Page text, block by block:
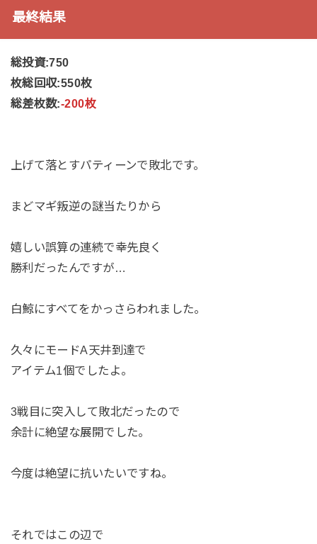
最終結果
総投資:750
枚総回収:550枚
総差枚数:-200枚
上げて落とすパティーンで敗北です。
まどマギ叛逆の謎当たりから
嬉しい誤算の連続で幸先良く
勝利だったんですが…
白鯨にすべてをかっさらわれました。
久々にモードA天井到達で
アイテム1個でしたよ。
3戦目に突入して敗北だったので
余計に絶望な展開でした。
今度は絶望に抗いたいですね。
それではこの辺で